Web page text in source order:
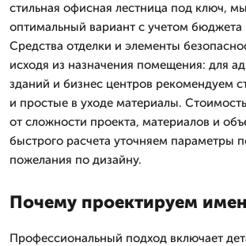
стильная офисная лестница под ключ,
оптимальный вариант с учетом бюджета
Средства отделки и элементы
исходя из назначения помещения: для
зданий и бизнес центров рекомендуем
и простые в уходе материалы.
от сложности проекта, материалов и
быстрого расчета уточняем параметры
пожелания по дизайну.
Почему проектируем
Профессиональный подход включает